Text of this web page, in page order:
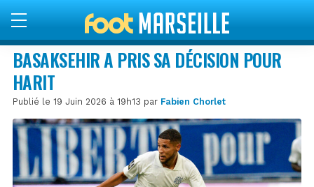
BASAKSEHIR A PRIS SA DÉCISION POUR
HARIT
Publié le 19 Juin 2026 à 19h13 par Fabien Chorlet